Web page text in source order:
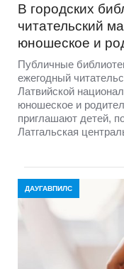
В городских
читательский
юношеское и
Публичные
ежегодный
Латвийской
юношеское и
приглашают детей,
Латгальская
ДАУГАВПИЛС